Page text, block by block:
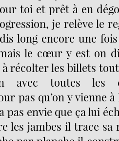
toi et prêt à en
je relève le
long encore une
le cœur y est on
récolter les billets
avec toutes les
pas qu’on y vienne
pas envie que ça lui
les jambes il trace sa